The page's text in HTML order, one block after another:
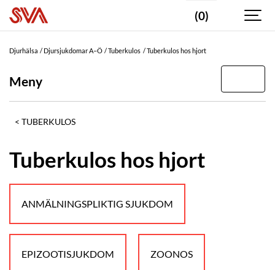
(0)
Djurhälsa Djursjukdomar A–Ö Tuberkulos Tuberkulos hos hjort
Meny
TUBERKULOS
Tuberkulos hos hjort
ANMÄLNINGSPLIKTIG SJUKDOM
EPIZOOTISJUKDOM ZOONOS